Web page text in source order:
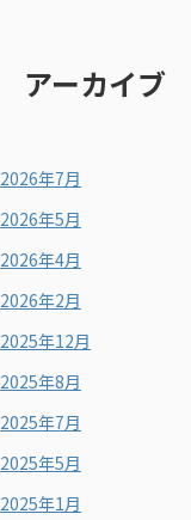
アーカイブ
2026年7月
2026年5月
2026年4月
2026年2月
2025年12月
2025年8月
2025年7月
2025年5月
2025年1月